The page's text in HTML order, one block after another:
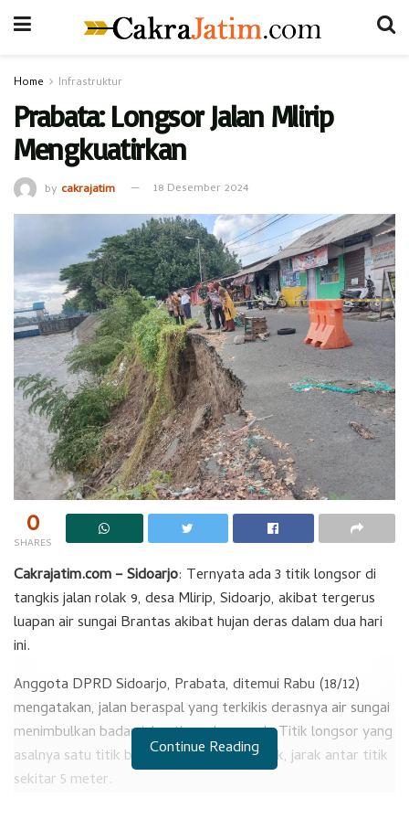
Home Infrastruktur
Prabata: Longsor Jalan Mlirip
Mengkuatirkan
by cakrajatim 18 Desember 2024
0
SHARES
Cakrajatim.com – Sidoarjo: Ternyata ada 3 titik longsor di
tangkis jalan rolak 9, desa Mlirip, Sidoarjo, akibat tergerus
luapan air sungai Brantas akibat hujan deras dalam dua hari
ini.
Anggota DPRD Sidoarjo, Prabata, ditemui Rabu (18/12)
mengatakan, jalan beraspal yang terkikis derasnya air sungai
menimbulkan badan jalan tinggal separoh. Titik longsor yang
asalnya satu titik bertambah menjadi 3 titik, jarak antar titik
sekitar 5 meter.
Continue Reading